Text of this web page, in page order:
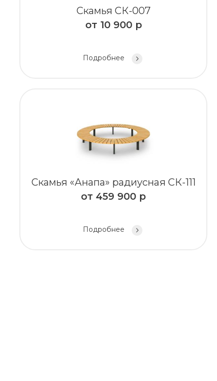
Скамья СК-007
от 10 900 р
Подробнее
Скамья «Анапа» радиусная СК-111
от 459 900 р
Подробнее